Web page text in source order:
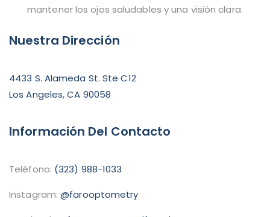
mantener los ojos saludables y una visión clara.
Nuestra Dirección
4433 S. Alameda St. Ste C12
Los Angeles, CA 90058
Información Del Contacto
Teléfono: (323) 988-1033
Instagram: @farooptometry